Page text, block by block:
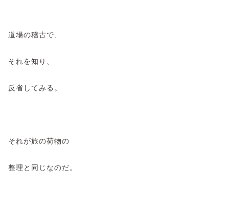
道場の稽古で、
それを知り、
反省してみる。
それが旅の荷物の
整理と同じなのだ。